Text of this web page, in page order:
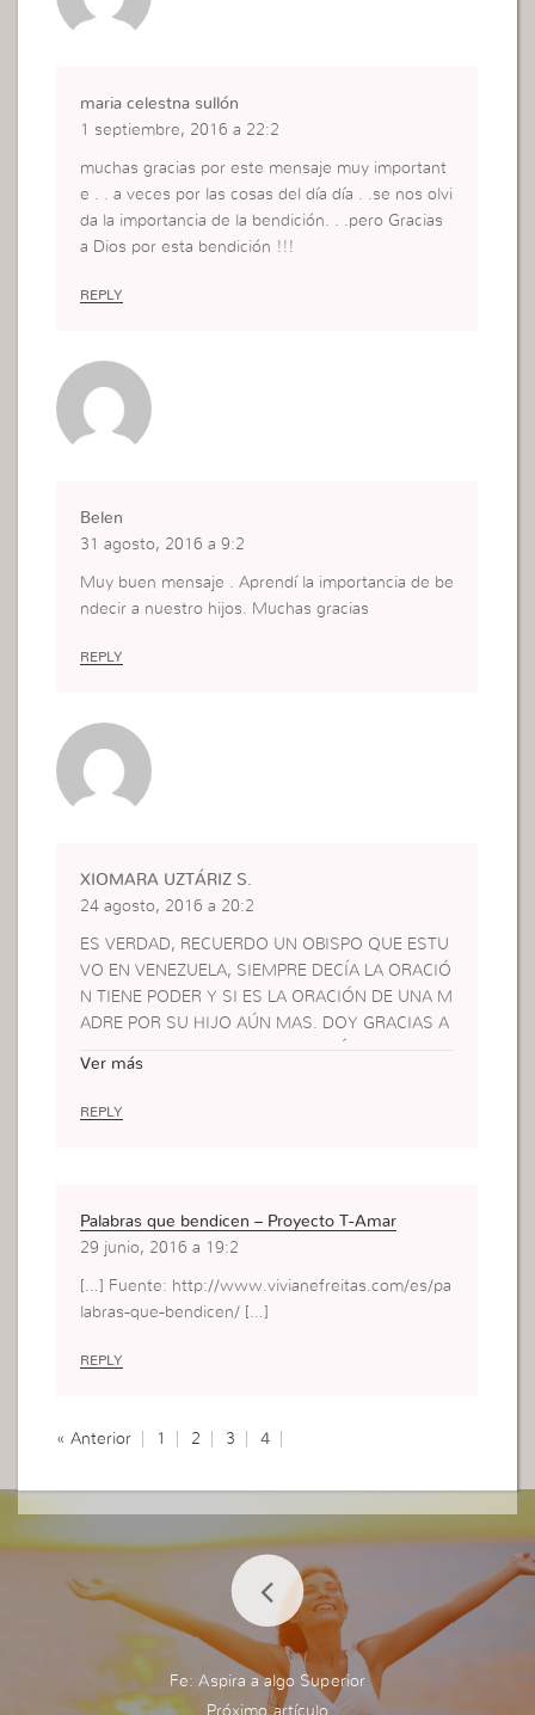
maria celestna sullón
1 septiembre, 2016 a 22:2
muchas gracias por este mensaje muy important
e . . a veces por las cosas del día día . .se nos olvi
da la importancia de la bendición. . .pero Gracias
a Dios por esta bendición !!!
REPLY
Belen
31 agosto, 2016 a 9:2
Muy buen mensaje . Aprendí la importancia de be
ndecir a nuestro hijos. Muchas gracias
REPLY
XIOMARA UZTÁRIZ S.
24 agosto, 2016 a 20:2
ES VERDAD, RECUERDO UN OBISPO QUE ESTU
VO EN VENEZUELA, SIEMPRE DECÍA LA ORACIÓ
N TIENE PODER Y SI ES LA ORACIÓN DE UNA M
ADRE POR SU HIJO AÚN MAS. DOY GRACIAS A
Ver más
REPLY
Palabras que bendicen – Proyecto T-Amar
29 junio, 2016 a 19:2
[…] Fuente: http://www.vivianefreitas.com/es/pa
labras-que-bendicen/ […]
REPLY
« Anterior 1 2 3 4
Fe: Aspira a algo Superior